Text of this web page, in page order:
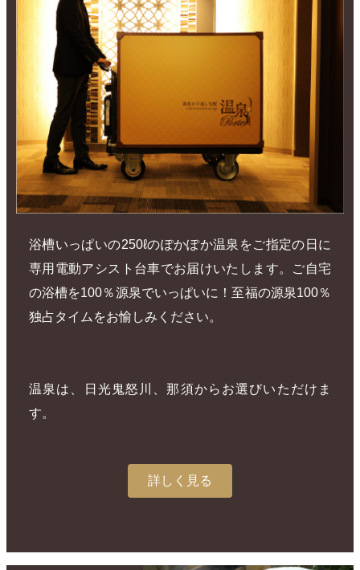
浴槽いっぱいの250ℓのぽかぽか温泉をご指定の日に
専用電動アシスト台車でお届けいたします。ご自宅
の浴槽を100％源泉でいっぱいに！至福の源泉100％
独占タイムをお愉しみください。
温泉は、日光鬼怒川、那須からお選びいただけま
す。
詳しく見る